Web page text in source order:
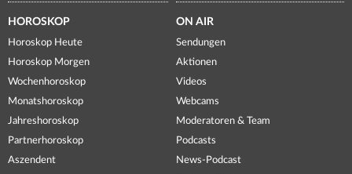
HOROSKOP
Horoskop Heute
Horoskop Morgen
Wochenhoroskop
Monatshoroskop
Jahreshoroskop
Partnerhoroskop
Aszendent
ON AIR
Sendungen
Aktionen
Videos
Webcams
Moderatoren & Team
Podcasts
News-Podcast